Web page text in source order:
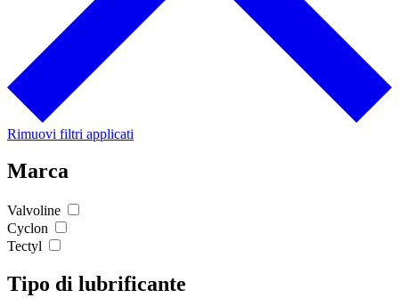
Rimuovi filtri applicati
Marca
Valvoline
Cyclon
Tectyl
Tipo di lubrificante